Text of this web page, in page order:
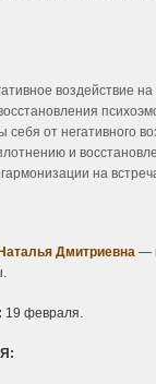
воздействие на
себя от негативного
и
на
Дмитриевна —
19 февраля.